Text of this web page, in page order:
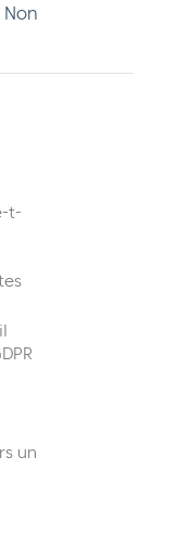
Non
t-
un